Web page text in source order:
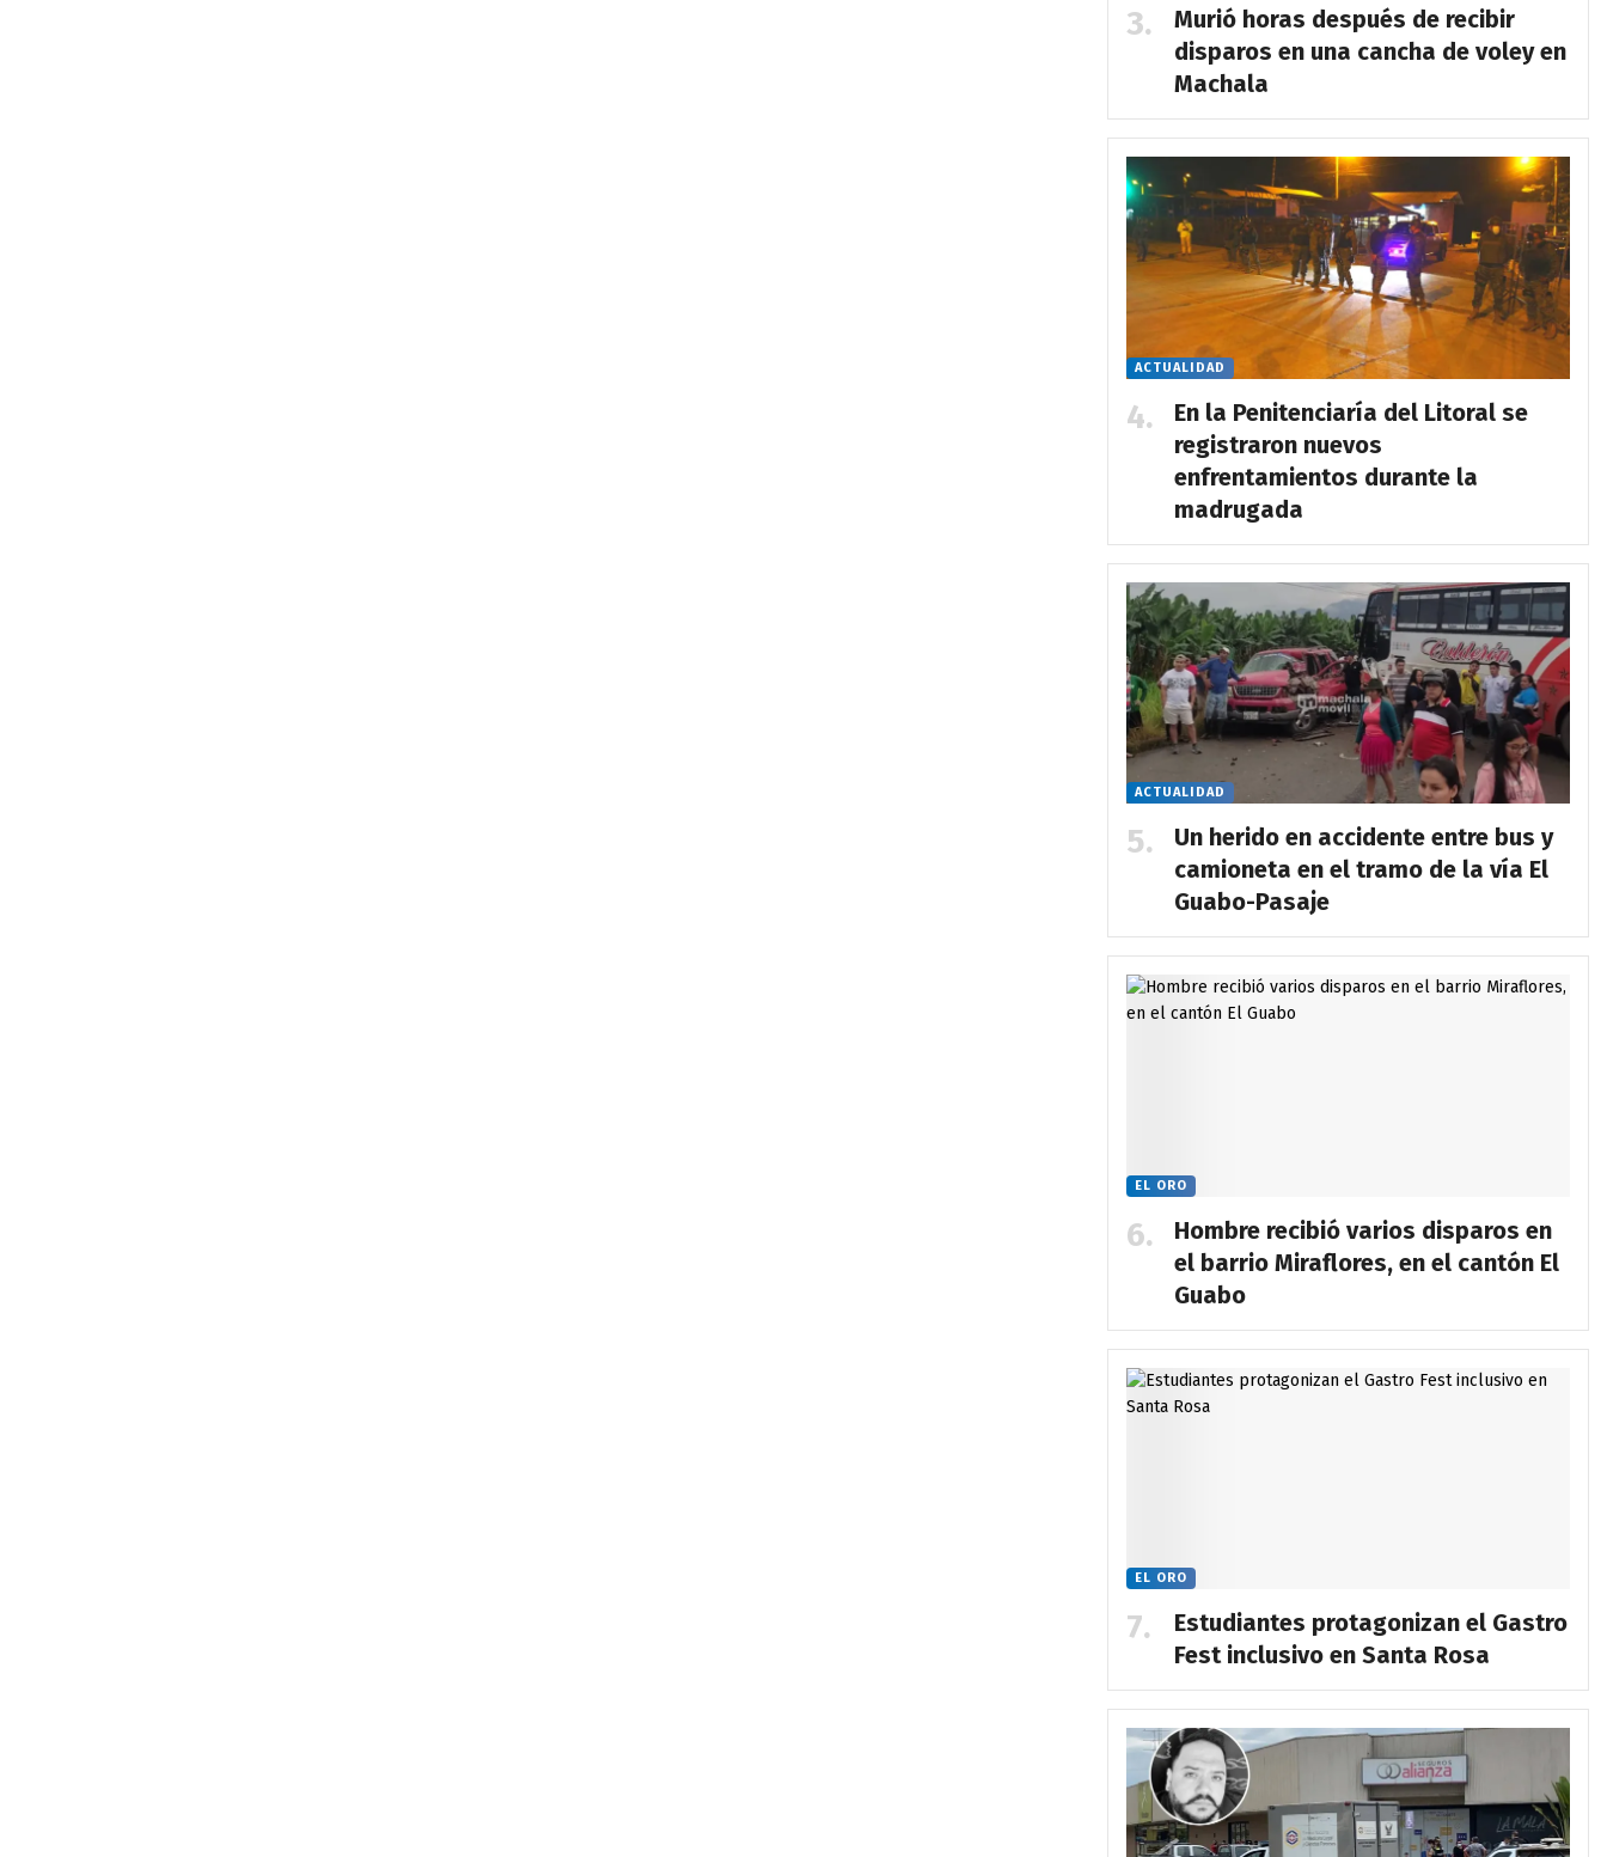
Murió horas después de recibir
disparos en una cancha de voley en
Machala
ACTUALIDAD
En la Penitenciaría del Litoral se
registraron nuevos
enfrentamientos durante la
madrugada
ACTUALIDAD
Un herido en accidente entre bus y
camioneta en el tramo de la vía El
Guabo-Pasaje
EL ORO
Hombre recibió varios disparos en
el barrio Miraflores, en el cantón El
Guabo
EL ORO
Estudiantes protagonizan el Gastro
Fest inclusivo en Santa Rosa